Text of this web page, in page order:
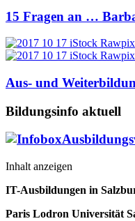
15 Fragen an …
Aus- und
Bildungsinfo aktuell
Inhalt anzeigen
IT-Ausbildungen in
Paris Lodron Universität